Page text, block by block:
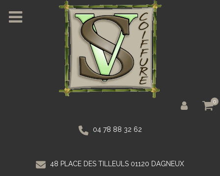
0
04 78 88 32 62
48 PLACE DES TILLEULS 01120 DAGNEUX